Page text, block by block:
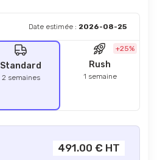
Date estimée : 2026-08-25
Standard
2 semaines
+25%
Rush
1 semaine
491.00 € HT